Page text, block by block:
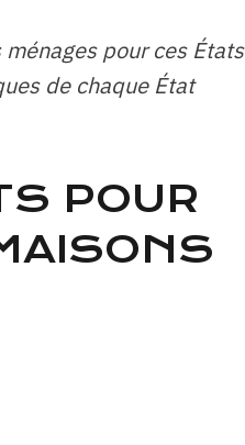
pour ces États
de chaque État
POUR